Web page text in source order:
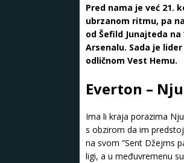
Pred nama je već 21.
ubrzanom ritmu, pa
od Šefild Junajteda
Arsenalu. Sada je
odličnom Vest Hemu.
Everton –
Ima li kraja porazima
s obzirom da im
na svom ”Sent Džejms
ligi, a u međuvremenu